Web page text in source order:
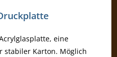
eine
stabiler Karton. Möglich